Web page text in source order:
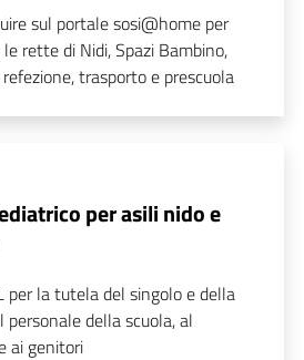
sul portale sosi@home per
rette di Nidi, Spazi Bambino,
trasporto e prescuola
per asili nido e
per la tutela del singolo e della
della scuola, al
ai genitori